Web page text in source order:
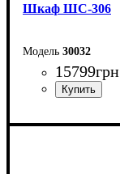
Шкаф ШС-306
30032
15799грн
Ширина: 150 см